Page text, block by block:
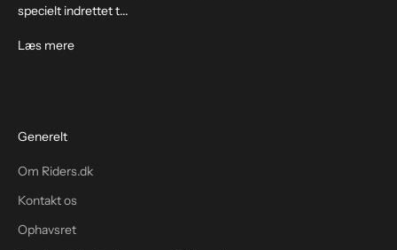
specielt indrettet t...
Læs mere
Generelt
Om Riders.dk
Kontakt os
Ophavsret